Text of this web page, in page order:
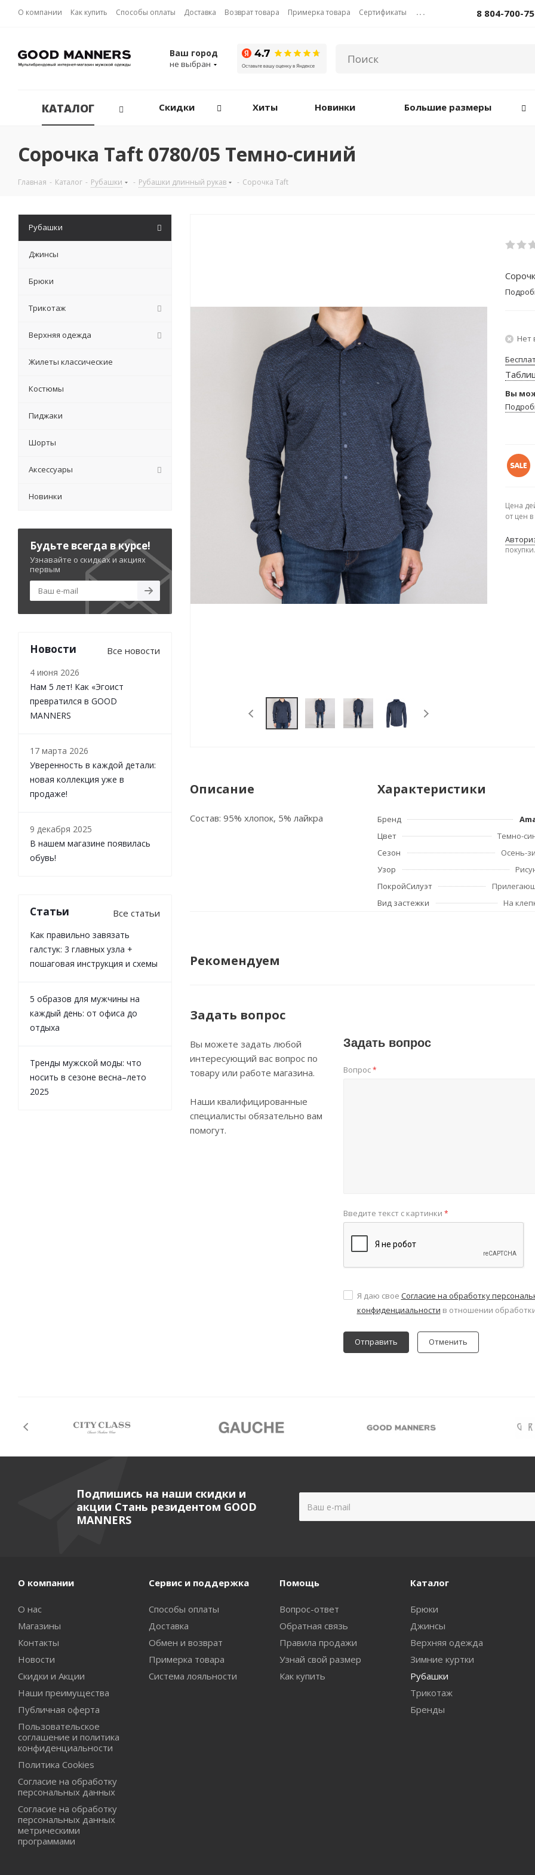
О компании Как купить Способы оплаты Доставка Возврат товара Примерка товара Сертификаты ... 8 804-700-
Ваш город
не выбран
КАТАЛОГ Скидки Хиты Новинки Большие размеры
Сорочка Taft 0780/05 Темно-синий
Главная - Каталог - Рубашки - Рубашки длинный рукав - Сорочка Taft
Нет
Вы
Цена
от цен
покупки.
Описание
Состав: 95% хлопок, 5% лайкра
Характеристики
Бренд
Цвет
Темно-
Сезон
Осень-
Узор
ПокройСилуэт
Вид застежки
На
Рекомендуем
Задать вопрос
Вы можете задать любой
интересующий вас вопрос по
товару или работе магазина.
Наши квалифицированные
специалисты обязательно вам
помогут.
Задать вопрос
Вопрос*
Введите текст с картинки *
Я даю свое Согласие на обработку
конфиденциальности в отношении
Отменить
Рубашки
Джинсы
Брюки
Трикотаж
Верхняя одежда
Жилеты классические
Костюмы
Пиджаки
Шорты
Аксессуары
Новинки
Будьте всегда в курсе!
Узнавайте о скидках и акциях
первым
Новости Все новости
4 июня 2026
Нам 5 лет! Как «Эгоист
превратился в GOOD
MANNERS
17 марта 2026
Уверенность в каждой детали:
новая коллекция уже в
продаже!
9 декабря 2025
В нашем магазине появилась
обувь!
Статьи Все статьи
Как правильно завязать
галстук: 3 главных узла +
пошаговая инструкция и схемы
5 образов для мужчины на
каждый день: от офиса до
отдыха
Тренды мужской моды: что
носить в сезоне весна–лето
2025
Подпишись на наши скидки и
акции Стань резидентом GOOD
MANNERS
О компании
О нас
Магазины
Контакты
Новости
Скидки и Акции
Наши преимущества
Публичная оферта
Пользовательское
соглашение и политика
конфиденциальности
Политика Cookies
Согласие на обработку
персональных данных
Согласие на обработку
персональных данных
метрическими
программами
Сервис и поддержка
Способы оплаты
Доставка
Обмен и возврат
Примерка товара
Система лояльности
Помощь
Вопрос-ответ
Обратная связь
Правила продажи
Узнай свой размер
Как купить
Каталог
Брюки
Джинсы
Верхняя одежда
Зимние куртки
Рубашки
Трикотаж
Бренды